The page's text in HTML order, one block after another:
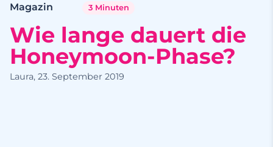
Magazin 3 Minuten
Wie lange dauert die
Honeymoon-Phase?
Laura, 23. September 2019